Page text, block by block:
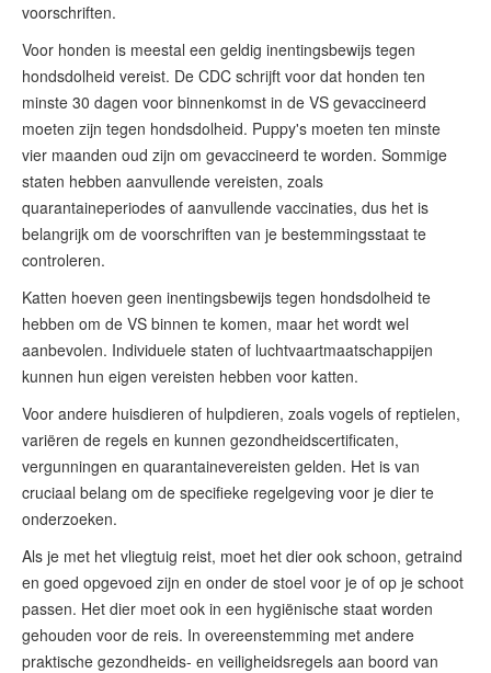
voorschriften.
Voor honden is meestal een geldig inentingsbewijs tegen
hondsdolheid vereist. De CDC schrijft voor dat honden ten
minste 30 dagen voor binnenkomst in de VS gevaccineerd
moeten zijn tegen hondsdolheid. Puppy's moeten ten minste
vier maanden oud zijn om gevaccineerd te worden. Sommige
staten hebben aanvullende vereisten, zoals
quarantaineperiodes of aanvullende vaccinaties, dus het is
belangrijk om de voorschriften van je bestemmingsstaat te
controleren.
Katten hoeven geen inentingsbewijs tegen hondsdolheid te
hebben om de VS binnen te komen, maar het wordt wel
aanbevolen. Individuele staten of luchtvaartmaatschappijen
kunnen hun eigen vereisten hebben voor katten.
Voor andere huisdieren of hulpdieren, zoals vogels of reptielen,
variëren de regels en kunnen gezondheidscertificaten,
vergunningen en quarantainevereisten gelden. Het is van
cruciaal belang om de specifieke regelgeving voor je dier te
onderzoeken.
Als je met het vliegtuig reist, moet het dier ook schoon, getraind
en goed opgevoed zijn en onder de stoel voor je of op je schoot
passen. Het dier moet ook in een hygiënische staat worden
gehouden voor de reis. In overeenstemming met andere
praktische gezondheids- en veiligheidsregels aan boord van